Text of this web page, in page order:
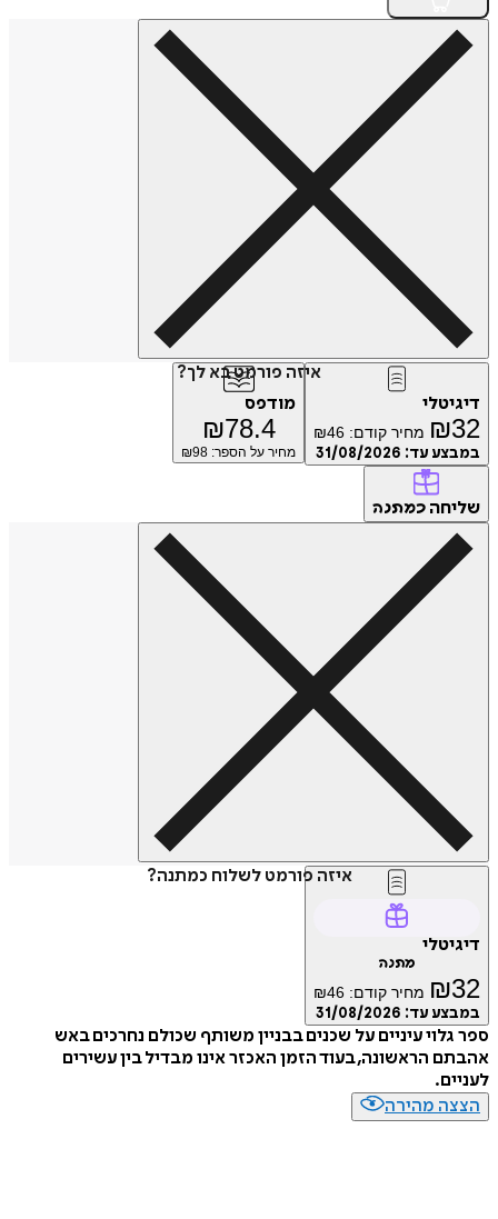
איזה פורמט בא לך?
דיגיטלי
₪32 מחיר קודם: ₪46
במבצע עד: 31/08/2026
מודפס
₪78.4
מחיר על הספר: ₪ 98
שליחה כמתנה
איזה פורמט לשלוח כמתנה?
דיגיטלי
מתנה
₪32 מחיר קודם: ₪46
במבצע עד: 31/08/2026
ספר גלוי עיניים על שכנים בבניין משותף שכולם נחרכים באש
אהבתם הראשונה, בעוד הזמן האכזר אינו מבדיל בין עשירים
לעניים.
הצצה מהירה